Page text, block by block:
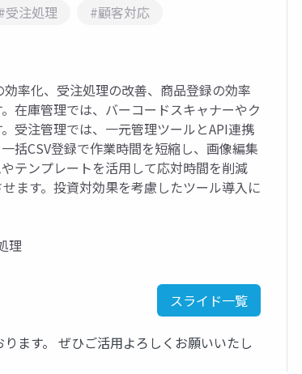
受注処理 #顧客対応
率化、受注処理の改善、商品登録の効率
在庫管理では、バーコードスキャナーやク
受注管理では、一元管理ツールとAPI連携
括CSV登録で作業時間を短縮し、画像編集
テンプレートを活用して応対時間を削減
ます。投資対効果を考慮したツール導入に
理
スライド一覧
ます。 ぜひご活用よろしくお願いいたし